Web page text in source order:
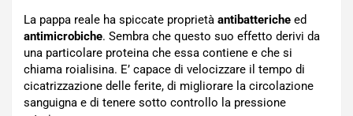
La pappa reale ha spiccate proprietà antibatteriche ed
antimicrobiche. Sembra che questo suo effetto derivi da
una particolare proteina che essa contiene e che si
chiama roialisina. E’ capace di velocizzare il tempo di
cicatrizzazione delle ferite, di migliorare la circolazione
sanguigna e di tenere sotto controllo la pressione